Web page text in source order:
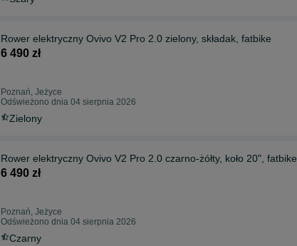
Rower elektryczny Ovivo V2 Pro 2.0 zielony, składak, fatbike
6 490 zł
Poznań, Jeżyce
Odświeżono dnia 04 sierpnia 2026
Zielony
Rower elektryczny Ovivo V2 Pro 2.0 czarno-żółty, koło 20", fatbike
6 490 zł
Poznań, Jeżyce
Odświeżono dnia 04 sierpnia 2026
Czarny